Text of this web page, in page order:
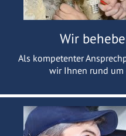
Wir
Als kompetenter
wir Ihnen rund um